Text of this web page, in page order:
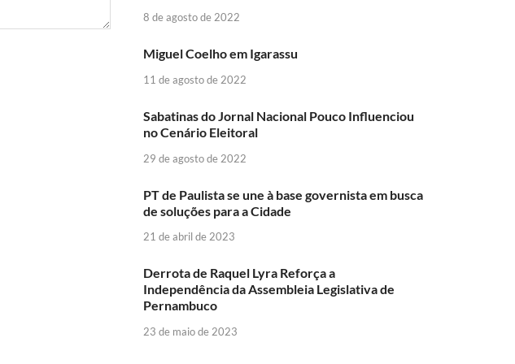
8 de agosto de 2022
Miguel Coelho em Igarassu
11 de agosto de 2022
Sabatinas do Jornal Nacional Pouco Influenciou
no Cenário Eleitoral
29 de agosto de 2022
PT de Paulista se une à base governista em busca
de soluções para a Cidade
21 de abril de 2023
Derrota de Raquel Lyra Reforça a
Independência da Assembleia Legislativa de
Pernambuco
23 de maio de 2023